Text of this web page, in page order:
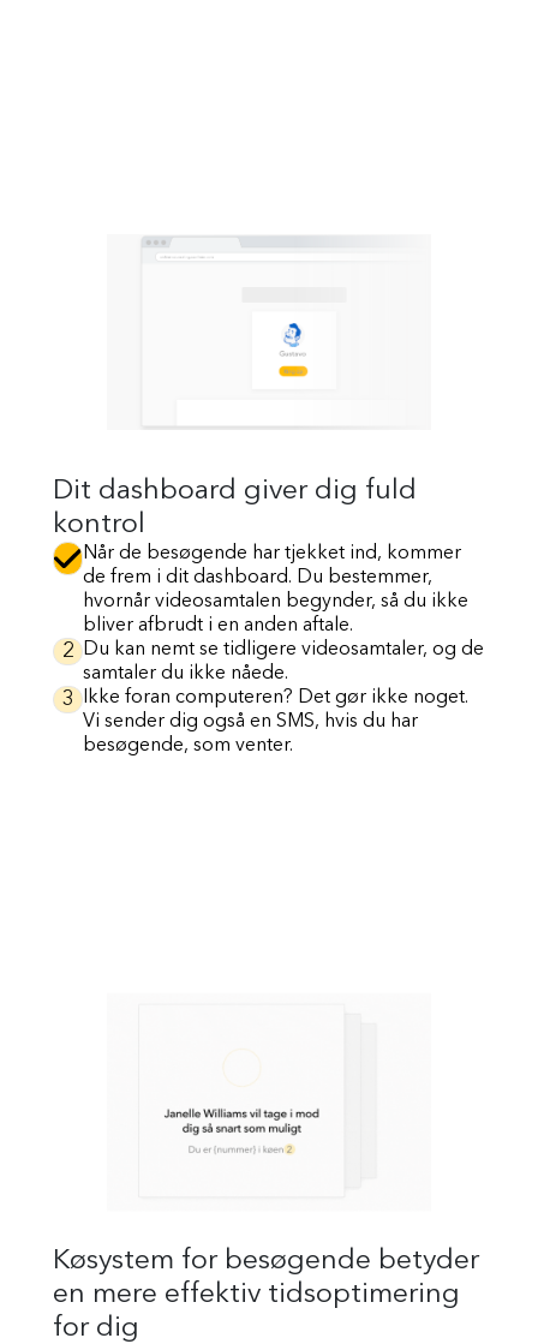
Dit dashboard giver dig fuld
kontrol
Når de besøgende har tjekket ind, kommer
de frem i dit dashboard. Du bestemmer,
hvornår videosamtalen begynder, så du ikke
bliver afbrudt i en anden aftale.
2
Du kan nemt se tidligere videosamtaler, og de
samtaler du ikke nåede.
3
Ikke foran computeren? Det gør ikke noget.
Vi sender dig også en SMS, hvis du har
besøgende, som venter.
Køsystem for besøgende betyder
en mere effektiv tidsoptimering
for dig